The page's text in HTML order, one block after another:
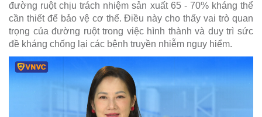
đường ruột chịu trách nhiệm sản xuất 65 - 70% kháng thể
cần thiết để bảo vệ cơ thể. Điều này cho thấy vai trò quan
trọng của đường ruột trong việc hình thành và duy trì sức
đề kháng chống lại các bệnh truyền nhiễm nguy hiểm.